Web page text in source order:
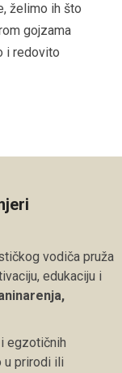
želimo ih što
gojzama
i redovito
vodiča pruža
edukaciju i
egzotičnih
u prirodi ili